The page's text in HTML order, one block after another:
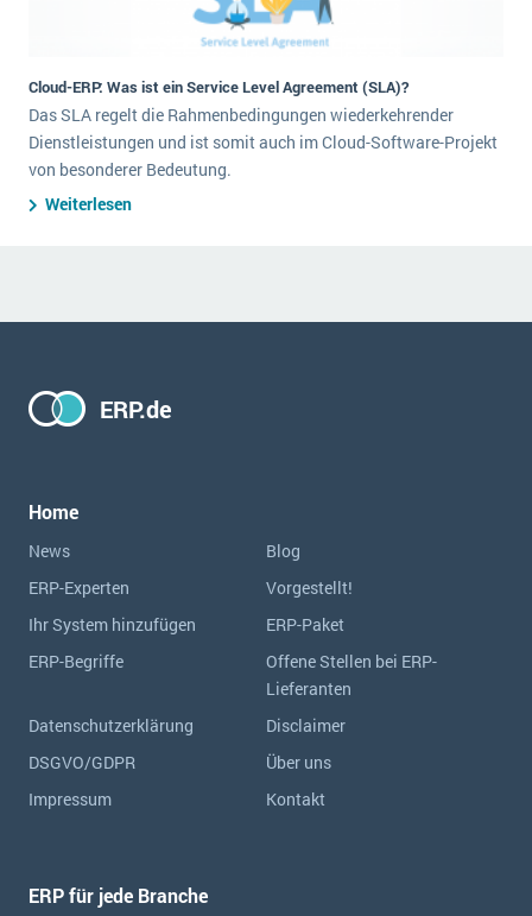
Cloud-ERP: Was ist ein Service Level Agreement (SLA)?
Das SLA regelt die Rahmenbedingungen wiederkehrender
Dienstleistungen und ist somit auch im Cloud-Software-Projekt
von besonderer Bedeutung.
Weiterlesen
ERP.de
Home
News
Blog
ERP-Experten
Vorgestellt!
Ihr System hinzufügen
ERP-Paket
ERP-Begriffe
Offene Stellen bei ERP-
Lieferanten
Datenschutzerklärung
Disclaimer
DSGVO/GDPR
Über uns
Impressum
Kontakt
ERP für jede Branche